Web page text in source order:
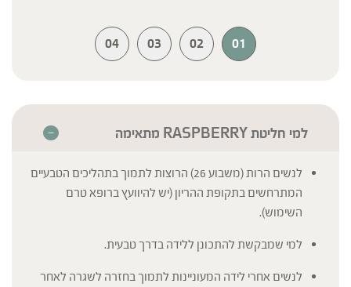
הרבייה הנשית. 01
02
03
04
למי חליטת RASPBERRY מתאימה
לנשים הרות (משבוע 26) הרוצות לתמוך בתהליכים הטבעיים
המתרחשים בתקופת ההריון (יש להיוועץ ברופא טרם
השימוש).
למי שמבקשת להתכונן ללידה בדרך טבעית.
לנשים אחרי לידה המעוניינות לתמוך בחזרה לשגרה לאחר